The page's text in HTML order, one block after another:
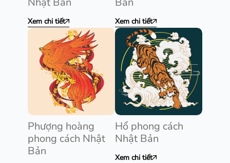
Xem chi tiết Xem chi tiết
Phượng hoàng
phong cách Nhật
Bản
Hổ phong cách
Nhật Bản
Xem chi tiết